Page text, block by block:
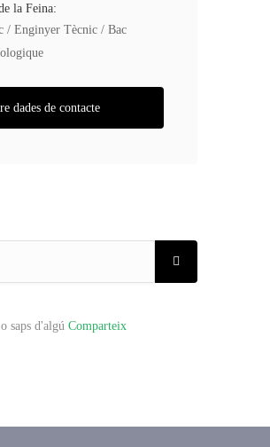
la Feina:
/ Enginyer Tècnic / Bac
dades de contacte
saps d'algú Comparteix